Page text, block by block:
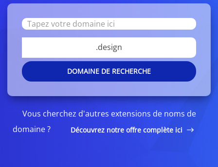
.design
DOMAINE DE RECHERCHE
Vous cherchez d'autres extensions de noms de
domaine ?
Découvrez notre offre complète ici